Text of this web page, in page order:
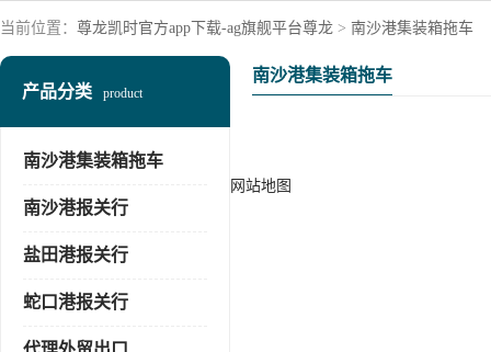
当前位置： 尊龙凯时官方app下载-ag旗舰平台尊龙 > 南沙港集装箱拖车
产品分类 product
南沙港集装箱拖车
南沙港报关行
盐田港报关行
蛇口港报关行
南沙港集装箱拖车
网站地图